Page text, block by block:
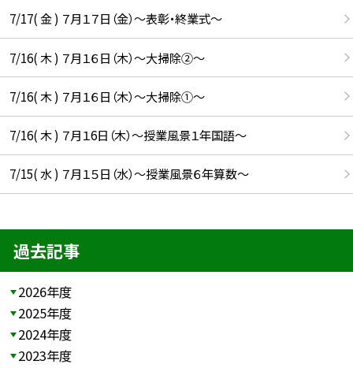
7/17( 金 ) ７月１７日（金）～表彰・終業式～
7/16( 木 ) ７月１６日（木）～大掃除②～
7/16( 木 ) ７月１６日（木）～大掃除①～
7/16( 木 ) ７月１6日（木）～授業風景１年国語～
7/15( 水 ) ７月１５日（水）～授業風景６年算数～
過去記事
2026年度
2025年度
2024年度
2023年度